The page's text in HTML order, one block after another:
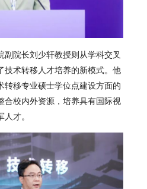
副院长刘少轩教授则从学科交叉
技术转移人才培养的新模式。他
转移专业硕士学位点建设方面的
合校内外资源，培养具有国际视
才。